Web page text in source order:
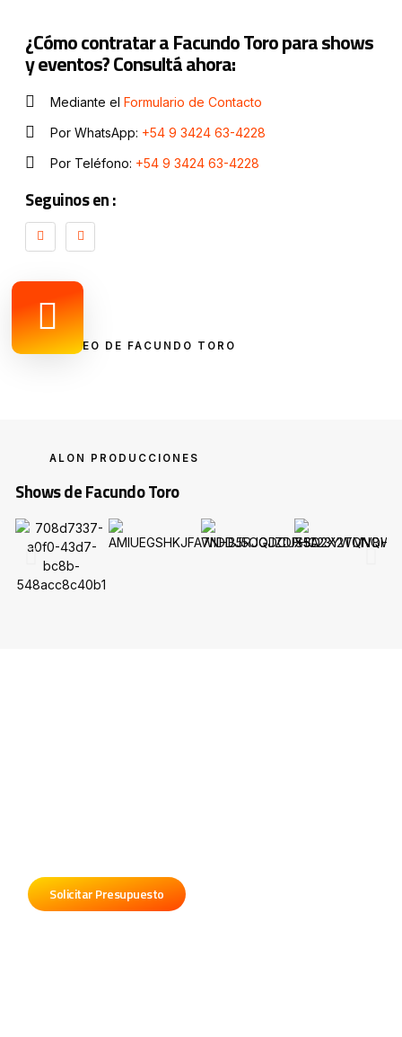
VIDEO DE FACUNDO TORO
¿Cómo contratar a Facundo Toro para shows
y eventos? Consultá ahora:
Mediante el Formulario de Contacto
Por WhatsApp: +54 9 3424 63-4228
Por Teléfono: +54 9 3424 63-4228
Seguinos en :
ALON PRODUCCIONES
Shows de Facundo Toro
Solicitar Presupuesto